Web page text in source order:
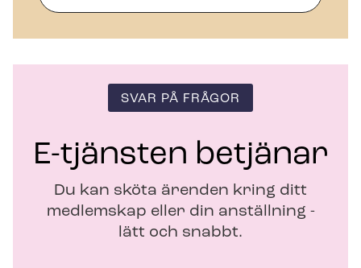
t
e
r
SVAR PÅ FRÅGOR
E-tjänsten betjänar
Du kan sköta ärenden kring ditt
medlemskap eller din anställning -
lätt och snabbt.